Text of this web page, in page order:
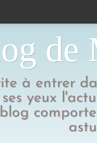
de
à entrer
yeux